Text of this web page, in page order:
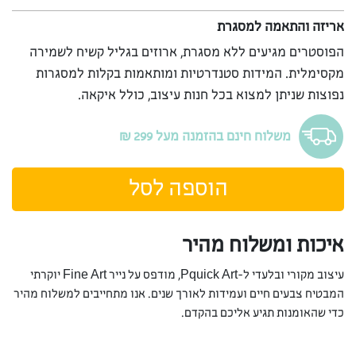
אריזה והתאמה למסגרת
הפוסטרים מגיעים ללא מסגרת, ארוזים בגליל קשיח לשמירה
מקסימלית. המידות סטנדרטיות ומותאמות בקלות למסגרות
נפוצות שניתן למצוא בכל חנות עיצוב, כולל איקאה.
משלוח חינם בהזמנה מעל 299 ₪
הוספה לסל
איכות ומשלוח מהיר
עיצוב מקורי ובלעדי ל-Pquick Art, מודפס על נייר Fine Art יוקרתי
המבטיח צבעים חיים ועמידות לאורך שנים. אנו מתחייבים למשלוח מהיר
כדי שהאומנות תגיע אליכם בהקדם.